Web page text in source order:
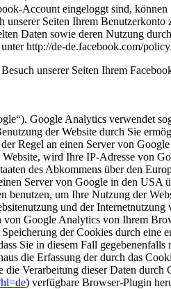
Account eingeloggt sind,
Seiten Ihrem
Daten sowie deren Nutzung
http://de-de.facebook.com/
unserer Seiten Ihrem
Google Analytics verwendet
der Website durch Sie
Regel an einen Server von
wird Ihre IP-Adresse von
des Abkommens über den
Server von Google in den USA
benutzen, um Ihre Nutzung der
und der
Google Analytics von Ihrem
der Cookies durch eine
Sie in diesem Fall
die Erfassung der durch das
Verarbeitung dieser Daten durch
) verfügbare Browser-Plugin